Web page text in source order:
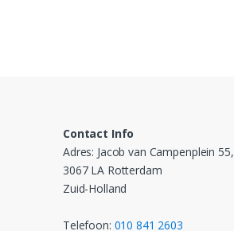
Contact Info
Adres: Jacob van Campenplein 55,
3067 LA Rotterdam
Zuid-Holland
Telefoon: 010 841 2603